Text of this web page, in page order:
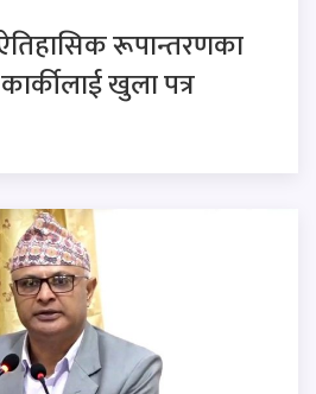
रूपान्तरणका
खुला पत्र